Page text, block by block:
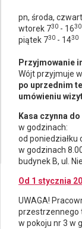
pn, środa,
wtorek 730 - 1630
piątek 730 - 1430
Przyjmowanie
Wójt przyjmuje
po uprzednim
umówieniu
Kasa czynna
w godzinach:
od poniedziałku
w godzinach
budynek B, ul.
Od 1 stycznia
UWAGA!
przestrzennego
w pokoju nr 3 w